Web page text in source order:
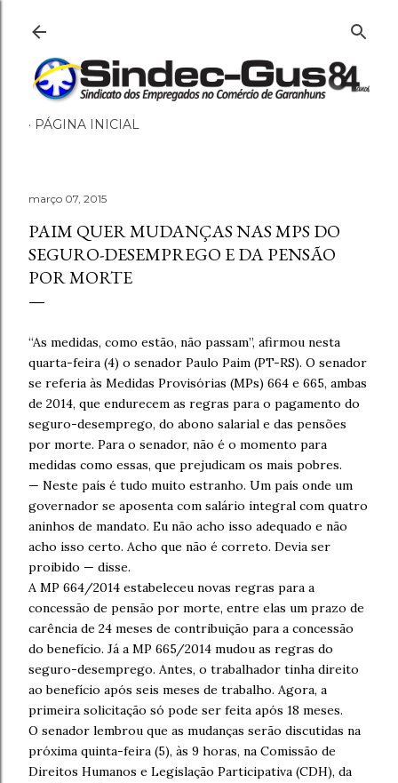
PÁGINA INICIAL
março 07, 2015
PAIM QUER MUDANÇAS NAS MPS DO
SEGURO-DESEMPREGO E DA PENSÃO
POR MORTE
“As medidas, como estão, não passam”, afirmou nesta
quarta-feira (4) o senador Paulo Paim (PT-RS). O senador
se referia às Medidas Provisórias (MPs) 664 e 665, ambas
de 2014, que endurecem as regras para o pagamento do
seguro-desemprego, do abono salarial e das pensões
por morte. Para o senador, não é o momento para
medidas como essas, que prejudicam os mais pobres.
— Neste país é tudo muito estranho. Um país onde um
governador se aposenta com salário integral com quatro
aninhos de mandato. Eu não acho isso adequado e não
acho isso certo. Acho que não é correto. Devia ser
proibido — disse.
A MP 664/2014 estabeleceu novas regras para a
concessão de pensão por morte, entre elas um prazo de
carência de 24 meses de contribuição para a concessão
do benefício. Já a MP 665/2014 mudou as regras do
seguro-desemprego. Antes, o trabalhador tinha direito
ao benefício após seis meses de trabalho. Agora, a
primeira solicitação só pode ser feita após 18 meses.
O senador lembrou que as mudanças serão discutidas na
próxima quinta-feira (5), às 9 horas, na Comissão de
Direitos Humanos e Legislação Participativa (CDH), da